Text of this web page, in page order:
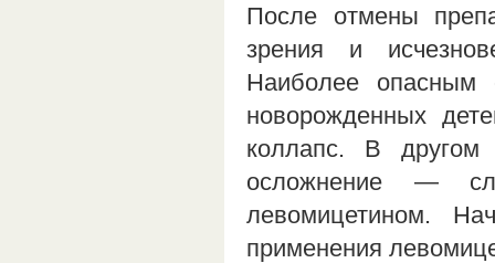
После отмены
зрения и
Наиболее опасным
новорожденных
коллапс. В
осложнение —
левомицетином.
применения